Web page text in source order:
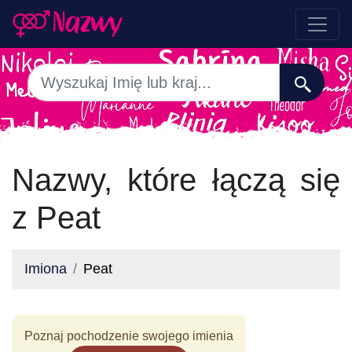
Nazwy, które łączą się
z Peat
Imiona Peat
Poznaj pochodzenie swojego imienia